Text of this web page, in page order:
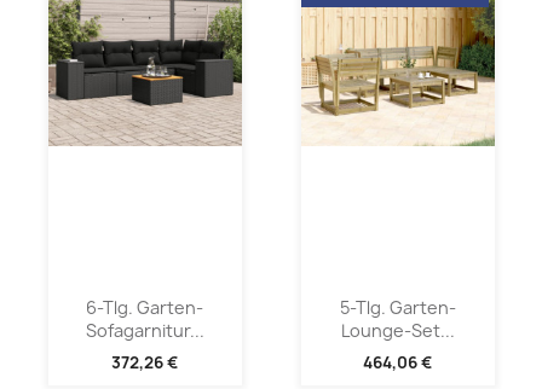
6-Tlg. Garten-
Sofagarnitur...
372,26 €
5-Tlg. Garten-
Lounge-Set...
464,06 €